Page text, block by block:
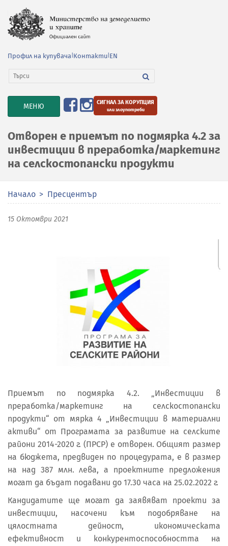
Профил на купувача Контакти EN
TOGGLE
NAVIGATION
МЕНЮ СИГНАЛ ЗА КОРУПЦИЯ
или злоупотреби
Отворен е приемът по подмярка 4.2 за
инвестиции в преработка/маркетинг
на селскостопански продукти
Начало Пресцентър
15 Октомври 2021
Приемът по подмярка 4.2. „Инвестиции в
преработка/маркетинг на селскостопански
продукти“ от мярка 4 „Инвестиции в материални
активи“ от Програмата за развитие на селските
райони 2014-2020 г. (ПРСР) е отворен. Общият размер
на бюджета, предвиден по процедурата, е в размер
на над 387 млн. лева, а проектните предложения
могат да бъдат подавани до 17.30 часа на 25.02.2022 г.
Кандидатите ще могат да заявяват проекти за
инвестиции, насочени към подобряване на
цялостната дейност, икономическата
ефективност и конкурентоспособността на